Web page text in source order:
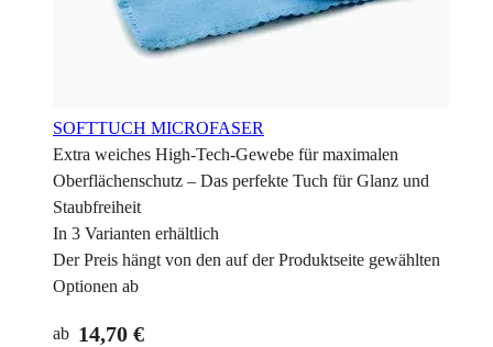
SOFTTUCH MICROFASER
Extra weiches High-Tech-Gewebe für maximalen
Oberflächenschutz – Das perfekte Tuch für Glanz und
Staubfreiheit
In 3 Varianten erhältlich
Der Preis hängt von den auf der Produktseite gewählten
Optionen ab
ab 14,70 €